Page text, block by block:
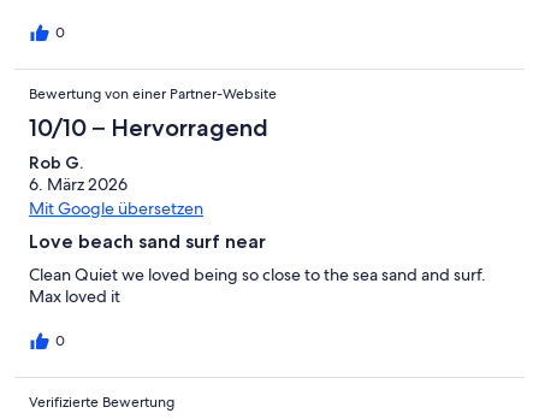
0
Bewertung von einer Partner-Website
10/10 – Hervorragend
Rob G.
6. März 2026
Mit Google übersetzen
Love beach sand surf near
Clean Quiet we loved being so close to the sea sand and surf.
Max loved it
0
Verifizierte Bewertung